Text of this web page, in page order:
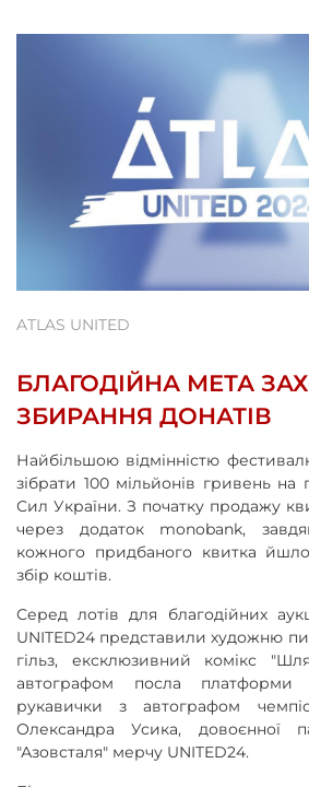
ATLAS UNITED
БЛАГОДІЙНА МЕТА
ЗБИРАННЯ ДОНАТІВ
Найбільшою відмінністю
зібрати 100 мільйонів гривень на
Сил України. З початку продажу
через додаток monobank,
кожного придбаного квитка
збір коштів.
Серед лотів для благодійних
UNITED24 представили художню
гільз, ексклюзивний комікс
автографом посла платформи
рукавички з автографом
Олександра Усика, довоєнної
"Азовсталя" мерчу UNITED24.